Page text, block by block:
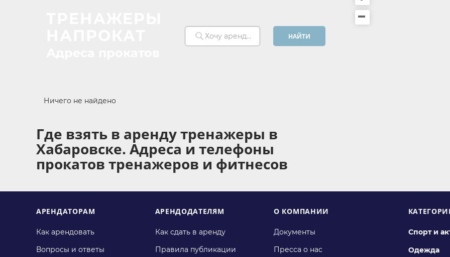
НАЙТИ
Хочу арендовать...
Ничего не найдено
Где взять в аренду тренажеры в
Хабаровске. Адреса и телефоны
прокатов тренажеров и фитнесов
АРЕНДАТОРАМ
Как арендовать
Вопросы и ответы
АРЕНДОДАТЕЛЯМ
Как сдать в аренду
Правила публикации
О КОМПАНИИ
Документы
Пресса о нас
Спорт и
Одежда